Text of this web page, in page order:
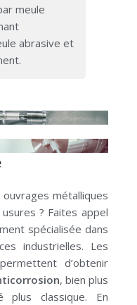
meule
abrasive et
métalliques
? Faites appel
spécialisée dans
industrielles. Les
d’obtenir
, bien plus
plus classique. En